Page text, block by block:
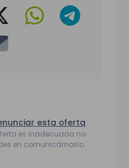
esta oferta
es inadecuada no
en comunicárnoslo.